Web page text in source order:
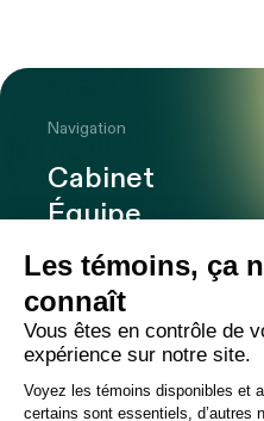
Navigation
Cabinet
Équipe
Expertises
Bureaux
Carrière
Transactions
Nouvelles